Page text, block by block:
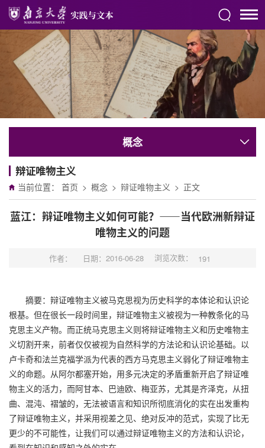
概念
辩证唯物主义
当前位置： 首页 > 概念 > 辩证唯物主义 > 正文
蓝江：辩证唯物主义如何可能？——当代欧洲新辩证
唯物主义的问题
作者： 日期：2016-06-28 浏览次数： 191
摘要：辩证唯物主义被马克思视为历史科学的本体论和认识论
根基。但在很长一段时间里，辩证唯物主义被视为一种教条化的马
克思主义产物。而正统马克思主义则将辩证唯物主义和历史唯物主
义切割开来，前者仅仅被视为自然科学的方法论和认识论基础。以
卢卡奇和法兰克福学派为代表的西方马克思主义弱化了辩证唯物主
义的命题。从阿尔都塞开始，用多元决定的矛盾重新开启了辩证唯
物主义的活力，而阿甘本、巴迪欧、梅亚苏，尤其是齐泽克，从扭
曲、混沌、褶皱的，无法被语言和知识所彻底消化的实在出发重构
了辩证唯物主义，并采用视差之见、绝对反冲的范式，实现了比无
更少的不可能性，让我们可以通过辩证唯物主义的方法和认识论，